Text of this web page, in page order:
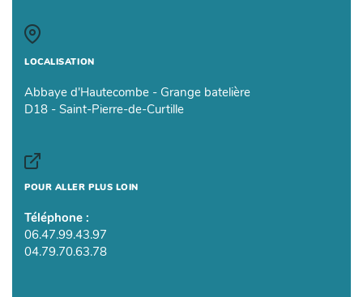
LOCALISATION
Abbaye d'Hautecombe - Grange batelière
D18 - Saint-Pierre-de-Curtille
POUR ALLER PLUS LOIN
Téléphone :
06.47.99.43.97
04.79.70.63.78